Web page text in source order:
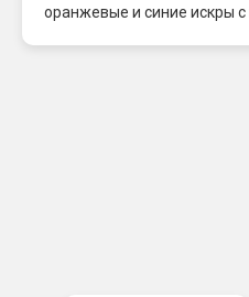
оранжевые и синие искры